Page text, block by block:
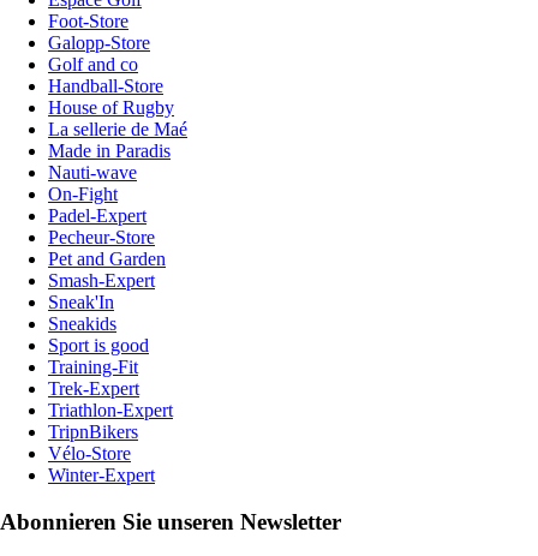
Foot-Store
Galopp-Store
Golf and co
Handball-Store
House of Rugby
La sellerie de Maé
Made in Paradis
Nauti-wave
On-Fight
Padel-Expert
Pecheur-Store
Pet and Garden
Smash-Expert
Sneak'In
Sneakids
Sport is good
Training-Fit
Trek-Expert
Triathlon-Expert
TripnBikers
Vélo-Store
Winter-Expert
Abonnieren Sie unseren Newsletter